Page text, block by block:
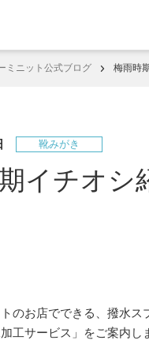
ミニット公式ブログ 梅雨時
靴みがき
イチオシ
のお店でできる、撥水
工サービス」をご案内し